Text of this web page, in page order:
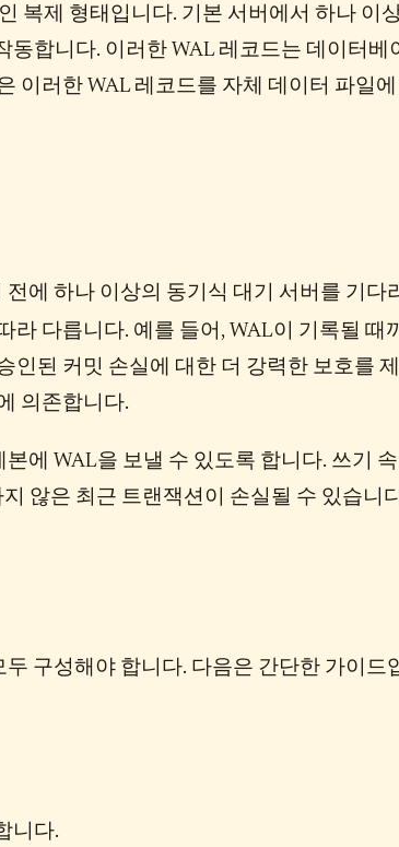
복제 형태입니다. 기본 서버에서 하나 이
합니다. 이러한 WAL 레코드는 데이터베
이러한 WAL 레코드를 자체 데이터 파일에
에 하나 이상의 동기식 대기 서버를 기다
라 다릅니다. 예를 들어, WAL이 기록될 때
된 커밋 손실에 대한 더 강력한 보호를 제
의존합니다.
에 WAL을 보낼 수 있도록 합니다. 쓰기
않은 최근 트랜잭션이 손실될 수 있습니
구성해야 합니다. 다음은 간단한 가이드
니다.